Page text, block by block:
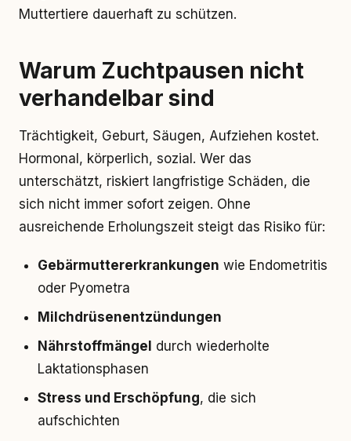
Muttertiere dauerhaft zu schützen.
Warum Zuchtpausen nicht
verhandelbar sind
Trächtigkeit, Geburt, Säugen, Aufziehen kostet.
Hormonal, körperlich, sozial. Wer das
unterschätzt, riskiert langfristige Schäden, die
sich nicht immer sofort zeigen. Ohne
ausreichende Erholungszeit steigt das Risiko für:
Gebärmuttererkrankungen wie Endometritis
oder Pyometra
Milchdrüsenentzündungen
Nährstoffmängel durch wiederholte
Laktationsphasen
Stress und Erschöpfung, die sich
aufschichten